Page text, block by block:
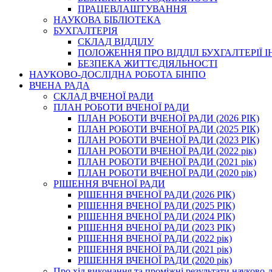
ПРАЦЕВЛАШТУВАННЯ
НАУКОВА БІБЛІОТЕКА
БУХГАЛТЕРІЯ
СКЛАД ВІДДІЛУ
ПОЛОЖЕННЯ ПРО ВІДДІЛ БУХГАЛТЕРІЇ
БЕЗПЕКА ЖИТТЄДІЯЛЬНОСТІ
НАУКОВО-ДОСЛІДНА РОБОТА БІНПО
ВЧЕНА РАДА
СКЛАД ВЧЕНОЇ РАДИ
ПЛАН РОБОТИ ВЧЕНОЇ РАДИ
ПЛАН РОБОТИ ВЧЕНОЇ РАДИ (2026 РІК)
ПЛАН РОБОТИ ВЧЕНОЇ РАДИ (2025 РІК)
ПЛАН РОБОТИ ВЧЕНОЇ РАДИ (2023 РІК)
ПЛАН РОБОТИ ВЧЕНОЇ РАДИ (2022 рік)
ПЛАН РОБОТИ ВЧЕНОЇ РАДИ (2021 рік)
ПЛАН РОБОТИ ВЧЕНОЇ РАДИ (2020 рік)
РІШЕННЯ ВЧЕНОЇ РАДИ
РІШЕННЯ ВЧЕНОЇ РАДИ (2026 РІК)
РІШЕННЯ ВЧЕНОЇ РАДИ (2025 РІК)
РІШЕННЯ ВЧЕНОЇ РАДИ (2024 РІК)
РІШЕННЯ ВЧЕНОЇ РАДИ (2023 РІК)
РІШЕННЯ ВЧЕНОЇ РАДИ (2022 рік)
РІШЕННЯ ВЧЕНОЇ РАДИ (2021 рік)
РІШЕННЯ ВЧЕНОЇ РАДИ (2020 рік)